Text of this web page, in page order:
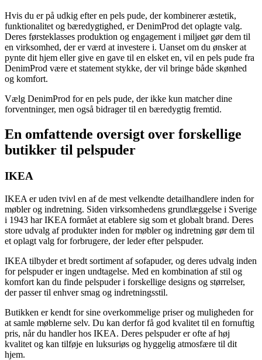
Hvis du er på udkig efter en pels pude, der kombinerer æstetik,
funktionalitet og bæredygtighed, er DenimProd det oplagte valg.
Deres førsteklasses produktion og engagement i miljøet gør dem til
en virksomhed, der er værd at investere i. Uanset om du ønsker at
pynte dit hjem eller give en gave til en elsket en, vil en pels pude fra
DenimProd være et statement stykke, der vil bringe både skønhed
og komfort.
Vælg DenimProd for en pels pude, der ikke kun matcher dine
forventninger, men også bidrager til en bæredygtig fremtid.
En omfattende oversigt over forskellige
butikker til pelspuder
IKEA
IKEA er uden tvivl en af de mest velkendte detailhandlere inden for
møbler og indretning. Siden virksomhedens grundlæggelse i Sverige
i 1943 har IKEA formået at etablere sig som et globalt brand. Deres
store udvalg af produkter inden for møbler og indretning gør dem til
et oplagt valg for forbrugere, der leder efter pelspuder.
IKEA tilbyder et bredt sortiment af sofapuder, og deres udvalg inden
for pelspuder er ingen undtagelse. Med en kombination af stil og
komfort kan du finde pelspuder i forskellige designs og størrelser,
der passer til enhver smag og indretningsstil.
Butikken er kendt for sine overkommelige priser og muligheden for
at samle møblerne selv. Du kan derfor få god kvalitet til en fornuftig
pris, når du handler hos IKEA. Deres pelspuder er ofte af høj
kvalitet og kan tilføje en luksuriøs og hyggelig atmosfære til dit
hjem.